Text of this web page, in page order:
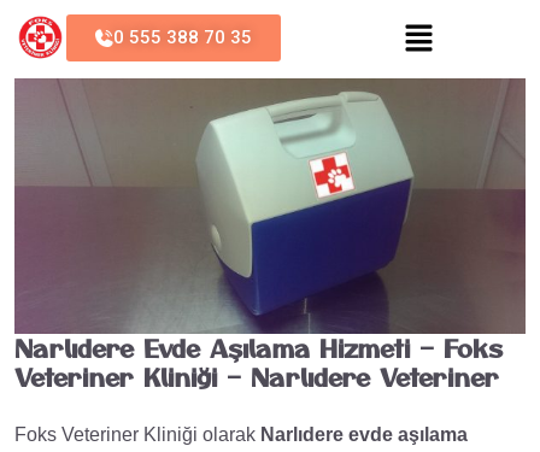
0 555 388 70 35
Narlıdere Evde Aşılama Hizmeti – Foks
Veteriner Kliniği – Narlıdere Veteriner
Foks Veteriner Kliniği olarak Narlıdere evde aşılama